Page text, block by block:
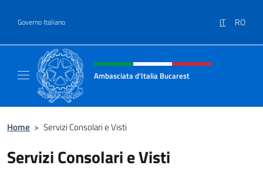
Governo Italiano IT RO
Intestazione sito, social e menù
Ambasciata d'Italia Bucarest
Home > Servizi Consolari e Visti
Servizi Consolari e Visti